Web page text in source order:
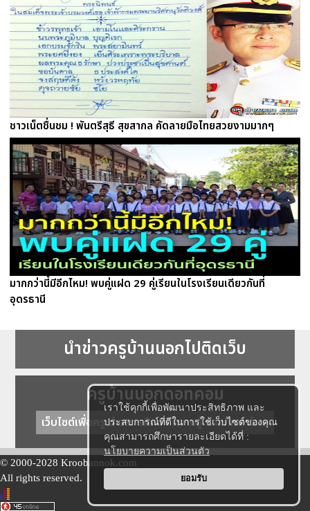
เราใช้คุกกี้เพื่อพัฒนาประสิทธิภาพ และ
ประสบการณ์ที่ดีในการใช้เว็บไซต์ของคุณ
คุณสามารถศึกษารายละเอียดได้ที่ :
นโยบายความเป็นส่วนตัว
ยอมรับ
ชาวเน็ตชื่นชม ! พันตรีสุธี สุขสากล คัดลายมือไทยสวยงามมากๆ
มากกว่านี้มีอีกไหม! พบคู่แฝด 29 คู่เรียนในโรงเรียนเดียวกันที่
อุดรธานี
นำข่าวครูบ้านนอกไปติดเว็บ
ครูบ้านนอกดอทคอม
เว็บไซต์เพื่อครู ข่าวการศึกษา ความรู้ การศึกษาไทย
© 2000-2028 Kroobannok.com
All rights reserved.